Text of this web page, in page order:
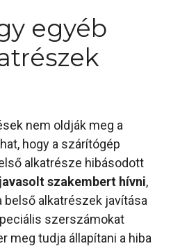
egyéb
nem oldják meg a
hogy a szárítógép
alkatrésze hibásodott
szakembert hívni,
belső alkatrészek javítása
szerszámokat
meg tudja állapítani a hiba